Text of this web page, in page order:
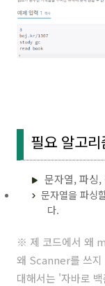
필요 알고리
문자열, 파싱,
문자열을 파싱
다.
※ 제 코드에서 왜
왜 Scanner를 쓰
대해서는 '자바로